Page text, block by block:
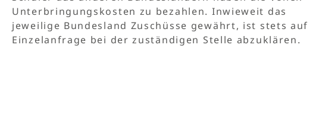
Unterbringungskosten zu bezahlen. Inwieweit das
jeweilige Bundesland Zuschüsse gewährt, ist stets auf
Einzelanfrage bei der zuständigen Stelle abzuklären.